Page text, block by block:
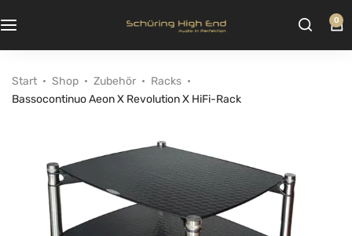
0
Start Shop Zubehör
Racks
Bassocontinuo Aeon X Revolution X HiFi-Rack